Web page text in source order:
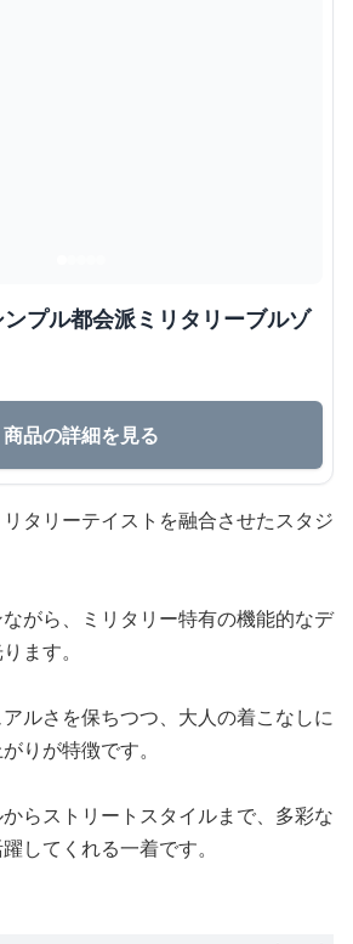
プル都会派ミリタリーブルゾ
商品の詳細を見る
タリーテイストを融合させたスタジ
がら、ミリタリー特有の機能的なデ
ます。
ルさを保ちつつ、大人の着こなしに
りが特徴です。
らストリートスタイルまで、多彩な
してくれる一着です。